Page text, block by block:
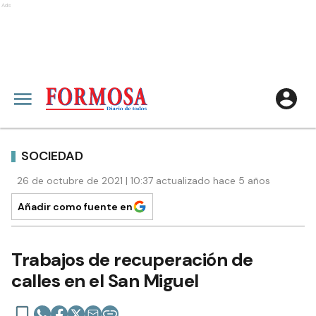
Ads
SOCIEDAD
26 de octubre de 2021 | 10:37 actualizado hace 5 años
Añadir como fuente en
Trabajos de recuperación de
calles en el San Miguel